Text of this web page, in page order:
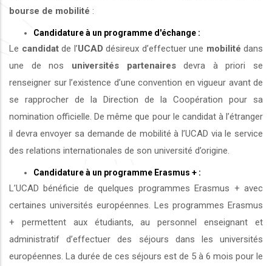
bourse de mobilité :
Candidature à un programme d'échange :
Le candidatde l’UCAD désireux d’effectuer une mobilité dans
une de nos universités partenairesdevra à priori se
renseigner sur l’existence d’une convention en vigueur avant de
se rapprocher de la Direction de la Coopération pour sa
nomination officielle. De même que pour le candidat à l’étranger
il devra envoyer sa demande de mobilité à l’UCAD via le service
des relations internationales de son université d’origine.
Candidature à un programme Erasmus + :
L’UCAD bénéficie de quelques programmes Erasmus + avec
certaines universités européennes. Les programmes Erasmus
+ permettent aux étudiants, au personnel enseignant et
administratif d’effectuer des séjours dans les universités
européennes. La durée de ces séjours est de 5 à 6 mois pour le